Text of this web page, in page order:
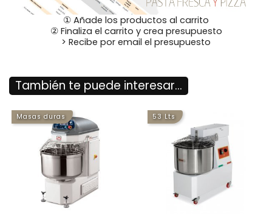
① Añade los productos al carrito
② Finaliza el carrito y crea presupuesto
> Recibe por email el presupuesto
También te puede interesar...
Masas duras 53 Lts